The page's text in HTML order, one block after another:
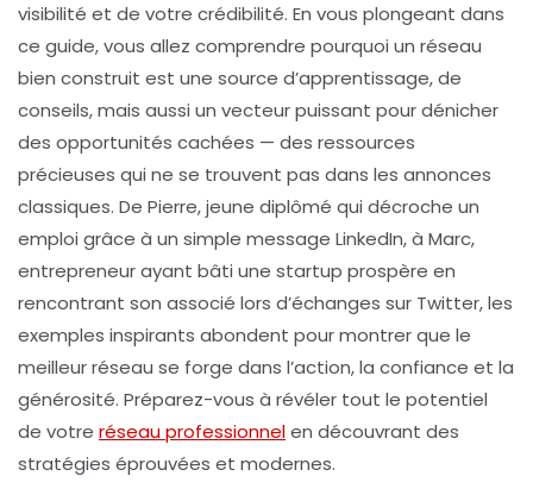
visibilité et de votre crédibilité. En vous plongeant dans
ce guide, vous allez comprendre pourquoi un réseau
bien construit est une source d’apprentissage, de
conseils, mais aussi un vecteur puissant pour dénicher
des opportunités cachées — des ressources
précieuses qui ne se trouvent pas dans les annonces
classiques. De Pierre, jeune diplômé qui décroche un
emploi grâce à un simple message LinkedIn, à Marc,
entrepreneur ayant bâti une startup prospère en
rencontrant son associé lors d’échanges sur Twitter, les
exemples inspirants abondent pour montrer que le
meilleur réseau se forge dans l’action, la confiance et la
générosité. Préparez-vous à révéler tout le potentiel
de votre réseau professionnelen découvrant des
stratégies éprouvées et modernes.